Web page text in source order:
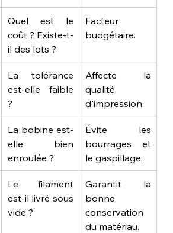
Quel est le
coût ? Existe-t-
il des lots ?
Facteur
budgétaire.
La tolérance
est-elle faible
?
Affecte la
qualité
d'impression.
La bobine est-
elle bien
enroulée ?
Évite les
bourrages et
le gaspillage.
Le filament
est-il livré sous
vide ?
Garantit la
bonne
conservation
du matériau.